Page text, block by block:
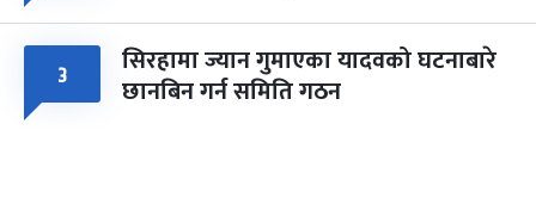
३ सिरहामा ज्यान गुमाएका यादवको घटनाबारे
छानबिन गर्न समिति गठन